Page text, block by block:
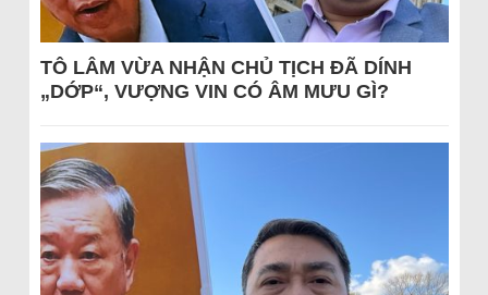
TÔ LÂM VỪA NHẬN CHỦ TỊCH ĐÃ DÍNH
„DỚP“, VƯỢNG VIN CÓ ÂM MƯU GÌ?